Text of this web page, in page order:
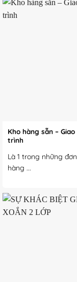
Kho hàng sẵn –
trình
Là 1 trong những
hàng ...